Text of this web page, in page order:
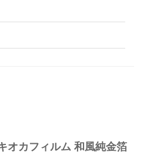
オカフィルム 和風純金箔